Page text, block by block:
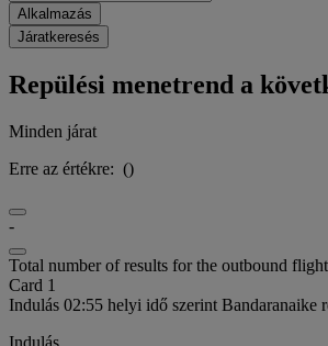
Alkalmazás
Járatkeresés
Repülési menetrend a
Minden járat
Erre az értékre: ()
-
Total number of results for the outbound
Card 1
Indulás 02:55 helyi idő szerint Bandaranaike
Indulás